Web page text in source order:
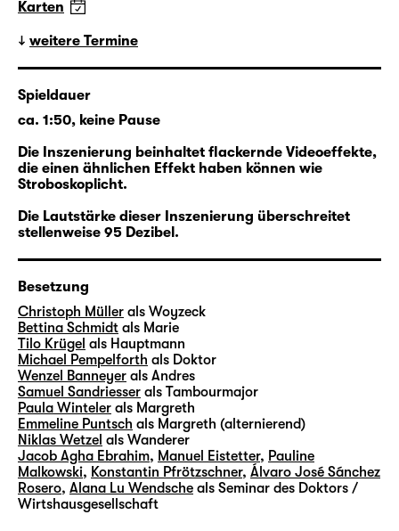
Der Fall Woyzeck
In Kooperation mit dem Schauspiel Leipzig
folgt ein Rundgang des Stadtgeschichtlichen
Museums Leipzig den Spuren und Stationen
des historischen Woyzeck in der Stadt.
mehr lesen
Karten
weitere Termine
Spieldauer
ca. 1:50, keine Pause
Die Inszenierung beinhaltet flackernde Videoeffekte,
die einen ähnlichen Effekt haben können wie
Stroboskoplicht.
Die Lautstärke dieser Inszenierung überschreitet
stellenweise 95 Dezibel.
Besetzung
Christoph Müller als Woyzeck
Bettina Schmidt als Marie
Tilo Krügel als Hauptmann
Michael Pempelforth als Doktor
Wenzel Banneyer als Andres
Samuel Sandriesser als Tambourmajor
Paula Winteler als Margreth
Emmeline Puntsch als Margreth (alternierend)
Niklas Wetzel als Wanderer
Jacob Agha Ebrahim, Manuel Eistetter, Pauline
Malkowski, Konstantin Pfrötzschner, Álvaro José Sánchez
Rosero, Alana Lu Wendsche als Seminar des Doktors /
Wirtshausgesellschaft